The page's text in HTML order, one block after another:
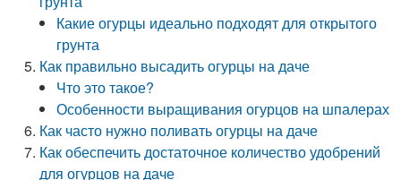
Какие огурцы идеально подходят для открытого
грунта
Как правильно высадить огурцы на даче
Что это такое?
Особенности выращивания огурцов на шпалерах
Как часто нужно поливать огурцы на даче
Как обеспечить достаточное количество удобрений
для огурцов на даче